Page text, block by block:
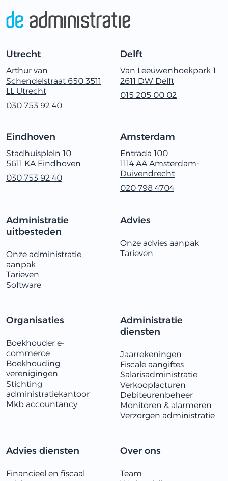
Utrecht
Arthur van
Schendelstraat 650 3511
LL Utrecht
030‭ ‬753‭ ‬92‭ ‬40
Delft
Van Leeuwenhoekpark 1
2611 ‬DW Delft
015 205 00 02
Eindhoven
Stadhuisplein 10
5611 KA Eindhoven
030‭ ‬753‭ ‬92‭ ‬40
Amsterdam
Entrada 100
1114 AA Amsterdam-
Duivendrecht
020 798 4704
Administratie
uitbesteden
Onze administratie
aanpak
Tarieven
Software
Advies
Onze advies aanpak
Tarieven
Organisaties
Boekhouder e-
commerce
Boekhouding
verenigingen
Stichting
administratiekantoor
Mkb accountancy
Administratie
diensten
Jaarrekeningen
Fiscale aangiftes
Salarisadministratie
Verkoopfacturen
Debiteurenbeheer
Monitoren & alarmeren
​​Verzorgen administratie
Advies diensten
Financieel en fiscaal
Over ons
Team